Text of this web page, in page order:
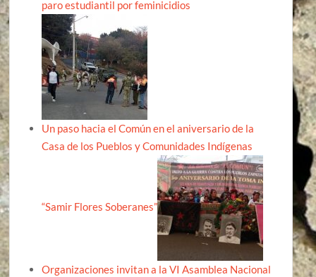
paro estudiantil por feminicidios
Un paso hacia el Común en el aniversario de la
Casa de los Pueblos y Comunidades Indígenas
“Samir Flores Soberanes”
Organizaciones invitan a la VI Asamblea Nacional